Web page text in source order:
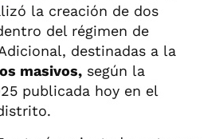
la creación de dos
del régimen de
destinadas a la
masivos, según la
publicada hoy en el